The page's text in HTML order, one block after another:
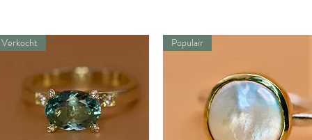
Verkocht Populair